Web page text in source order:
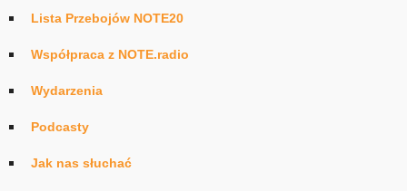
Lista Przebojów NOTE20
Współpraca z NOTE.radio
Wydarzenia
Podcasty
Jak nas słuchać